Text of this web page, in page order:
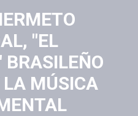
"EL
BRASILEÑO
MÚSICA